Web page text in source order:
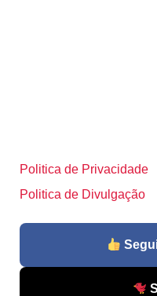
Politica de Privacidade
Politica de Divulgação